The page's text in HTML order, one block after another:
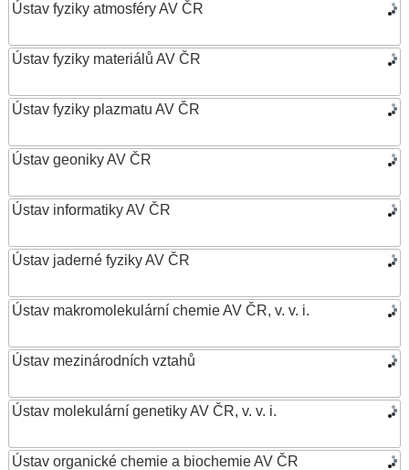
Ústav fyziky atmosféry AV ČR
Ústav fyziky materiálů AV ČR
Ústav fyziky plazmatu AV ČR
Ústav geoniky AV ČR
Ústav informatiky AV ČR
Ústav jaderné fyziky AV ČR
Ústav makromolekulární chemie AV ČR, v. v. i.
Ústav mezinárodních vztahů
Ústav molekulární genetiky AV ČR, v. v. i.
Ústav organické chemie a biochemie AV ČR